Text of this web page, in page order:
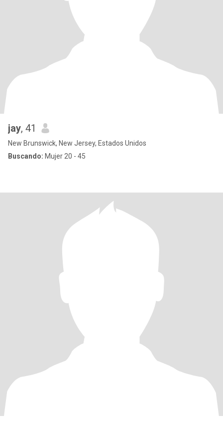
jay, 41
New Brunswick, New Jersey, Estados Unidos
Buscando: Mujer 20 - 45